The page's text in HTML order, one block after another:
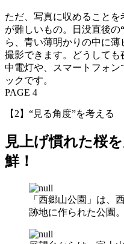
ただ、写真に収めること
が難しいもの。日没直後の
ら、青い薄明かりの中に
撮影できます。どうして
中電灯や、スマートフォ
ックです。
PAGE 4
【2】“見る角度”を考える
見上げ慣れた桜
鮮！
「西郷山公園」は、
跡地に作られた公園